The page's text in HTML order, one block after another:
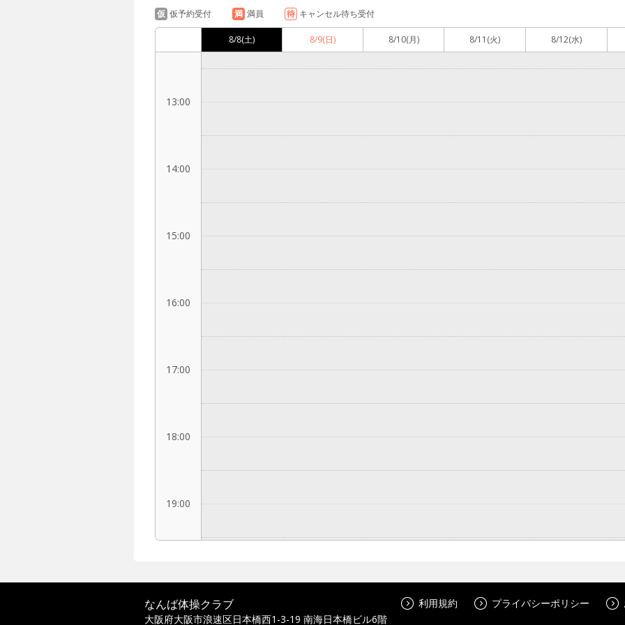
仮 仮予約受付 満 満員 待 キャンセル待ち受付
8/8(土) 8/9(日) 8/10(月) 8/11 (火) 8/12(水)
13:00
14:00
15:00
16:00
17:00
18:00
19:00
なんば体操クラブ
大阪府大阪市浪速区日本橋西1-3-19 南海日本橋ビル6階
利用規約 プライバシーポリシー